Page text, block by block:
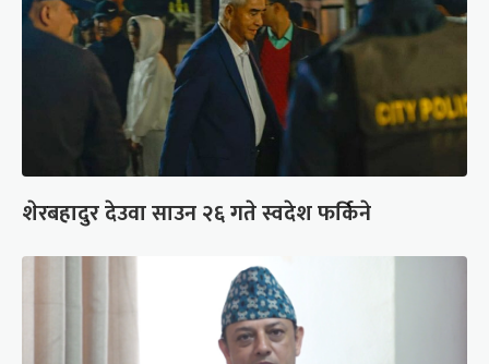
शेरबहादुर देउवा साउन २६ गते स्वदेश फर्किने